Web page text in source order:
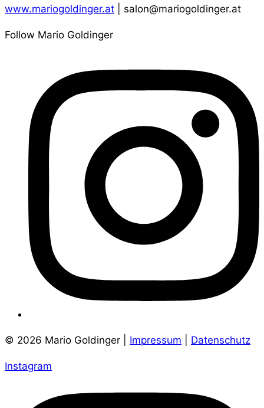
www.mariogoldinger.at | salon@mariogoldinger.at
Follow Mario Goldinger
© 2026 Mario Goldinger | Impressum Datenschutz
Instagram